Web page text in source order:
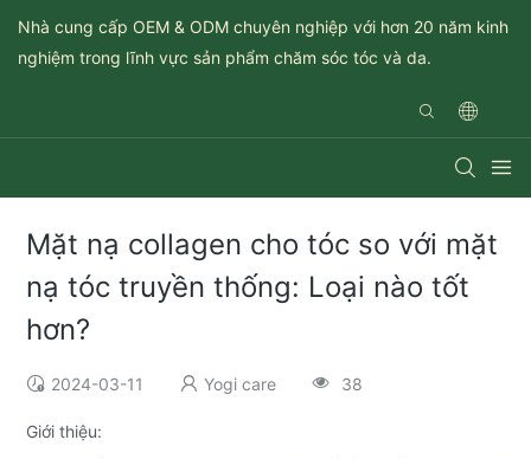
Nhà cung cấp OEM & ODM chuyên nghiệp với hơn 20 năm kinh
nghiệm trong lĩnh vực sản phẩm chăm sóc tóc và da.
Mặt nạ collagen cho tóc so với mặt
nạ tóc truyền thống: Loại nào tốt
hơn?
2024-03-11 Yogi care 38
Giới thiệu: